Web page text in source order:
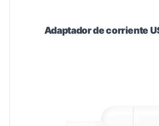
Adaptador de corriente